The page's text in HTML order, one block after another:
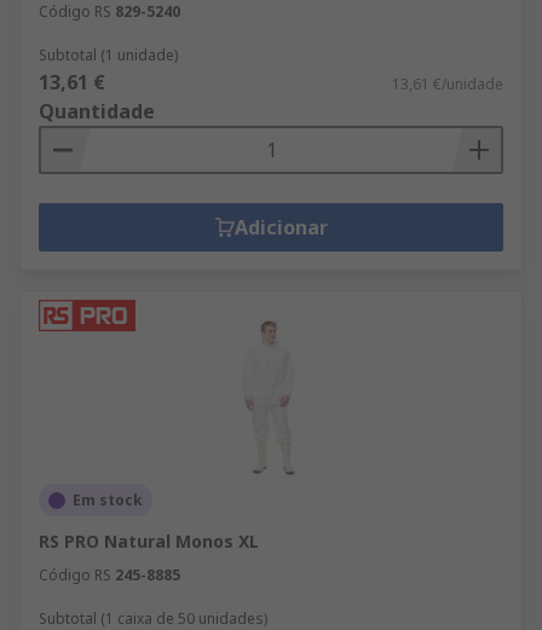
Código RS 829-5240
Subtotal (1 unidade)
13,61 € 13,61 €/unidade
Quantidade
Adicionar
Em stock
RS PRO Natural Monos XL
Código RS 245-8885
Subtotal (1 caixa de 50 unidades)